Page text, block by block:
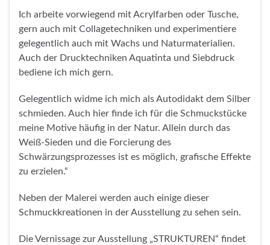
Ich arbeite vorwiegend mit Acrylfarben oder Tusche,
gern auch mit Collagetechniken und experimentiere
gelegentlich auch mit Wachs und Naturmaterialien.
Auch der Drucktechniken Aquatinta und Siebdruck
bediene ich mich gern.
Gelegentlich widme ich mich als Autodidakt dem Silber
schmieden. Auch hier finde ich für die Schmuckstücke
meine Motive häufig in der Natur. Allein durch das
Weiß-Sieden und die Forcierung des
Schwärzungsprozesses ist es möglich, grafische Effekte
zu erzielen.“
Neben der Malerei werden auch einige dieser
Schmuckkreationen in der Ausstellung zu sehen sein.
Die Vernissage zur Ausstellung „STRUKTUREN“ findet